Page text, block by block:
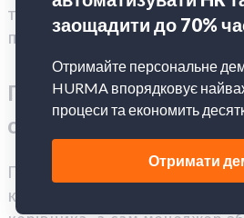
точніше: те, що допоможе
перший день уже з базовим
Перші 30 днів: слухати,
ставити питання
Перший місяць — критичний.
команда формує перше